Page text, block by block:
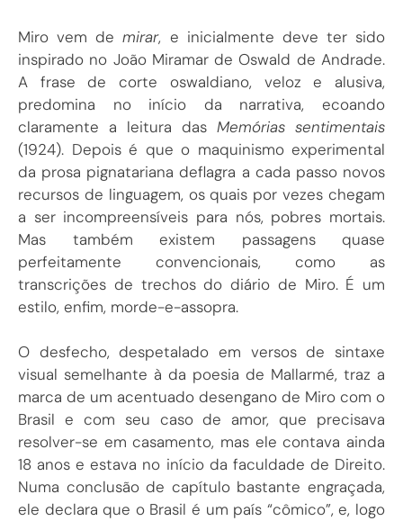
Miro vem demirar, e inicialmente deve ter sido
inspirado no João Miramar de Oswald de Andrade.
A frase de corte oswaldiano, veloz e alusiva,
predomina no início da narrativa, ecoando
claramente a leitura das Memórias sentimentais
(1924). Depois é que o maquinismo experimental
da prosa pignatariana deflagra a cada passo novos
recursos de linguagem, os quais por vezes chegam
a ser incompreensíveis para nós, pobres mortais.
Mas também existem passagens quase
perfeitamente convencionais, como as
transcrições de trechos do diário de Miro. É um
estilo, enfim, morde-e-assopra.
O desfecho, despetalado em versos de sintaxe
visual semelhante à da poesia de Mallarmé, traz a
marca de um acentuado desengano de Miro com o
Brasil e com seu caso de amor, que precisava
resolver-se em casamento, mas ele contava ainda
18 anos e estava no início da faculdade de Direito.
Numa conclusão de capítulo bastante engraçada,
ele declara que o Brasil é um país “cômico”, e, logo